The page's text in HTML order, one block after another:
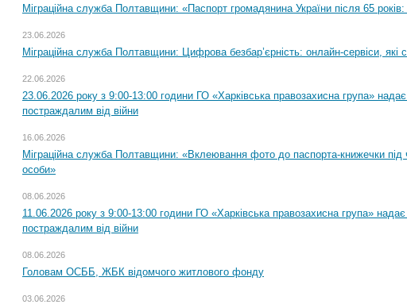
Міграційна служба Полтавщини: «Паспорт громадянина України після 65 років:
23.06.2026
Міграційна служба Полтавщини: Цифрова безбар’єрність: онлайн-сервіси,
22.06.2026
23.06.2026 року з 9:00-13:00 години ГО «Харківська правозахисна група»
постраждалим від війни
16.06.2026
Міграційна служба Полтавщини: «Вклеювання фото до паспорта-книжечки під
особи»
08.06.2026
11.06.2026 року з 9:00-13:00 години ГО «Харківська правозахисна група»
постраждалим від війни
08.06.2026
Головам ОСББ, ЖБК відомчого житлового фонду
03.06.2026